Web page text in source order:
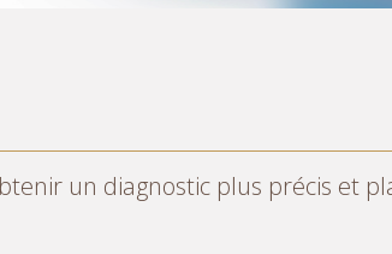
pour un soin high-tech au fauteuil.